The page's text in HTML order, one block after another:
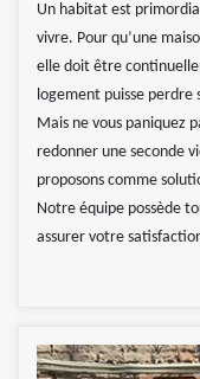
Un habitat est
vivre. Pour qu’une
elle doit être
logement puisse perdre
Mais ne vous paniquez
redonner une seconde
proposons comme
Notre équipe possède
assurer votre